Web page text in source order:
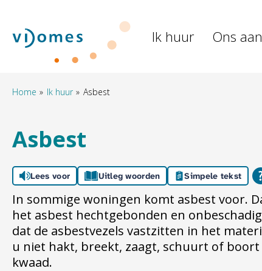
Naar hoofdinhoud
Naar hoofdnavigatiemenu
Naar zoeken
Naar de homepage Ik huur Ons
Home Ik huur Asbest
Asbest
Lees voor Uitleg woorden Simpele tekst
In sommige woningen komt asbest voor.
het asbest hechtgebonden en
dat de asbestvezels vastzitten in het
u niet hakt, breekt, zaagt, schuurt of
kwaad.